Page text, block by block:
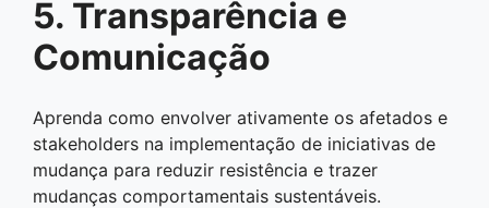
5. Transparência e
Comunicação
Aprenda como envolver ativamente os afetados e
stakeholders na implementação de iniciativas de
mudança para reduzir resistência e trazer
mudanças comportamentais sustentáveis.